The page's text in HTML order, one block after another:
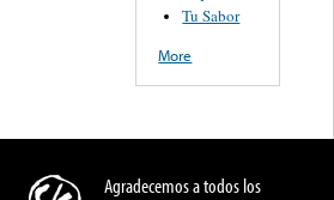
Tu Sabor
More
Agradecemos a todos los